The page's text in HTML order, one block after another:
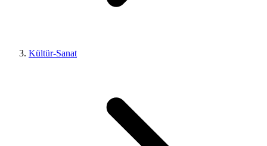
Kültür-Sanat